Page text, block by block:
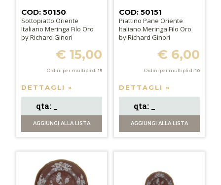
COD: 50150
Sottopiatto Oriente
Italiano Meringa Filo Oro
by Richard Ginori
€ 15,00
Ordini per multipli di 15
DETTAGLI »
AGGIUNGIALLA LISTA
COD: 50151
Piattino Pane Oriente
Italiano Meringa Filo Oro
by Richard Ginori
€ 6,00
Ordini per multipli di 10
DETTAGLI »
AGGIUNGI ALLA LISTA